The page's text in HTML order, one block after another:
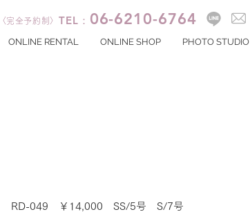
〈完全予約制〉 TEL： 06-6210-6764
ONLINE RENTAL ONLINE SHOP PHOTO STUDIO
RD-049 ￥14,000 SS/5号 S/7号